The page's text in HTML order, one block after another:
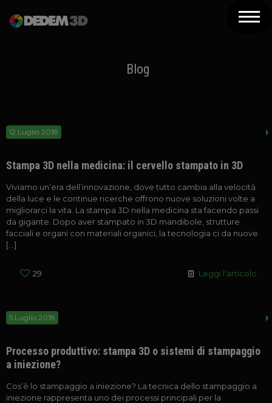
Assistenza
Contatti
Newsletter
Blog
12 Luglio 2018
Stampa 3D nella medicina: il cervello stampato in 3D
Viviamo un’era dell’innovazione, dove tutto cambia alla velocità
della luce e le continue ricerche offrono nuove soluzioni volte a
migliorarci la vita. La stampa 3D nella medicina sta facendo passi
da gigante. Dopo aver stampato in 3D mandibole, strutture
facciali e organi con materiali organici, la tecnologia ci da nuove
[…]
29 Leggi l'articolo
5 Luglio 2018
Processo produttivo: stampa 3D o sistemi di stampaggio
a iniezione?
Cos’è lo stampaggio a iniezione? La tecnica dello stampaggio a
iniezione rappresenta uno dei processi principali per la